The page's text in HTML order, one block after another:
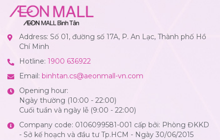
Address: Số 01, đường số 17A, P. An Lạc, Thành phố Hồ
Chí Minh
Hotline: 1900 636922
Email: binhtan.cs@aeonmall-vn.com
Opening hour:
Ngày thường (10:00 - 22:00)
Cuối tuần và ngày lễ (9:00 - 22:00)
Company code: 0106099581-001 cấp bởi: Phòng ĐKKD
- Sở kế hoạch và đầu tư Tp.HCM - Ngày 30/06/2015